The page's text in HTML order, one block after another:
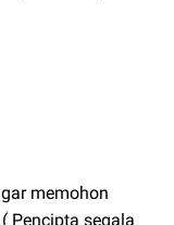
memohon
Pencipta segala